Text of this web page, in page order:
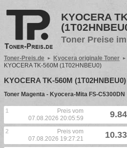
KYOCERA
Toner Preise
Toner-Preis.de
Kyocera originale Toner
KYOCERA TK-560M (1T02HNBEU0)
KYOCERA TK-560M (1T02HNBEU0)
Toner Magenta - Kyocera-Mita FS-C5300DN
1
Preis vom
07.08.2026 20:05:59
2
Preis vom
07.08.2026 19:27:21